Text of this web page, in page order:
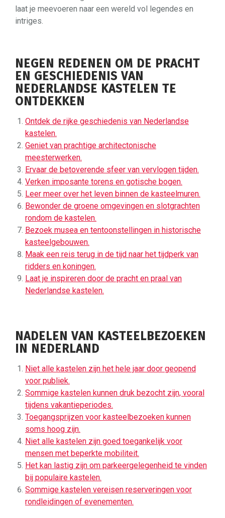
laat je meevoeren naar een wereld vol legendes en
intriges.
NEGEN REDENEN OM DE PRACHT
EN GESCHIEDENIS VAN
NEDERLANDSE KASTELEN TE
ONTDEKKEN
Ontdek de rijke geschiedenis van Nederlandse
kastelen.
Geniet van prachtige architectonische
meesterwerken.
Ervaar de betoverende sfeer van vervlogen tijden.
Verken imposante torens en gotische bogen.
Leer meer over het leven binnen de kasteelmuren.
Bewonder de groene omgevingen en slotgrachten
rondom de kastelen.
Bezoek musea en tentoonstellingen in historische
kasteelgebouwen.
Maak een reis terug in de tijd naar het tijdperk van
ridders en koningen.
Laat je inspireren door de pracht en praal van
Nederlandse kastelen.
NADELEN VAN KASTEELBEZOEKEN
IN NEDERLAND
Niet alle kastelen zijn het hele jaar door geopend
voor publiek.
Sommige kastelen kunnen druk bezocht zijn, vooral
tijdens vakantieperiodes.
Toegangsprijzen voor kasteelbezoeken kunnen
soms hoog zijn.
Niet alle kastelen zijn goed toegankelijk voor
mensen met beperkte mobiliteit.
Het kan lastig zijn om parkeergelegenheid te vinden
bij populaire kastelen.
Sommige kastelen vereisen reserveringen voor
rondleidingen of evenementen.